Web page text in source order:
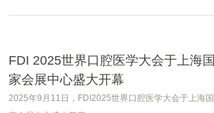
FDI 2025世界口腔医学大会于上海国
家会展中心盛大开幕
2025年9月11日，FDI2025世界口腔医学大会于上海国